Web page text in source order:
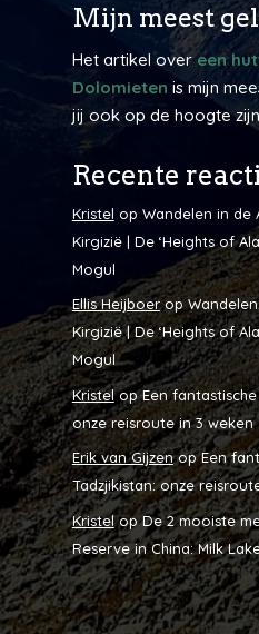
Mijn meest
Het artikel overeen
Dolomieten is mijn
jij ook op de hoogte
Recente
Kristel op Wandelen in de
Kirgizië | De ‘Heights of
Mogul
Ellis Heijboerop
Kirgizië | De ‘Heights of
Mogul
KristelopEen
onze reisroute in 3 weken
Erik van GijzenopEen
Tadzjikistan: onze
KristelopDe 2 mooiste
Reserve in China: Milk